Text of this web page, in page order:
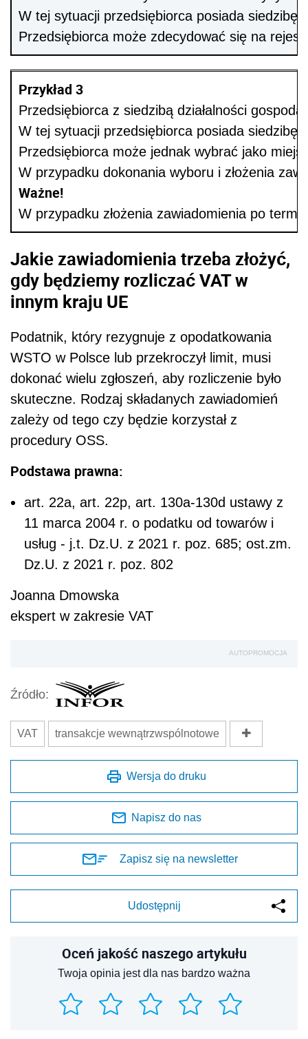
W tej sytuacji przedsiębiorca posiada siedzibę
Przedsiębiorca może zdecydować się na
Przykład 3
Przedsiębiorca z siedzibą działalności
W tej sytuacji przedsiębiorca posiada siedzibę
Przedsiębiorca może jednak wybrać jako
W przypadku dokonania wyboru i złożenia
Ważne!
W przypadku złożenia zawiadomienia po
Jakie zawiadomienia trzeba złożyć,
gdy będziemy rozliczać VAT w
innym kraju UE
Podatnik, który rezygnuje z opodatkowania
WSTO w Polsce lub przekroczył limit, musi
dokonać wielu zgłoszeń, aby rozliczenie było
skuteczne. Rodzaj składanych zawiadomień
zależy od tego czy będzie korzystał z
procedury OSS.
Podstawa prawna:
art. 22a, art. 22p, art. 130a-130d ustawy z
11 marca 2004 r. o podatku od towarów i
usług - j.t. Dz.U. z 2021 r. poz. 685; ost.zm.
Dz.U. z 2021 r. poz. 802
Joanna Dmowska
ekspert w zakresie VAT
AUTOPROMOCJA
Źródło:
VAT transakcje wewnątrzwspólnotowe
Wersja do druku
Napisz do nas
Zapisz się na newsletter
Udostępnij
Oceń jakość naszego artykułu
Twoja opinia jest dla nas bardzo ważna